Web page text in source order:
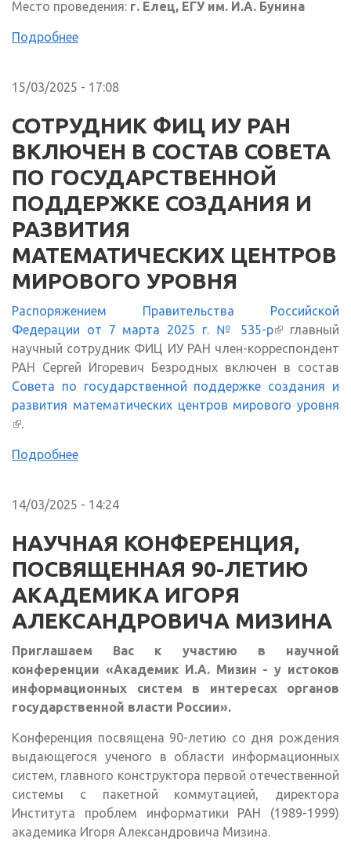
Место проведения: г. Елец, ЕГУ им. И.А. Бунина
Подробнее
15/03/2025 - 17:08
СОТРУДНИК ФИЦ ИУ РАН
ВКЛЮЧЕН В СОСТАВ СОВЕТА
ПО ГОСУДАРСТВЕННОЙ
ПОДДЕРЖКЕ СОЗДАНИЯ И
РАЗВИТИЯ
МАТЕМАТИЧЕСКИХ ЦЕНТРОВ
МИРОВОГО УРОВНЯ
Распоряжением Правительства Российской
Федерации от 7 марта 2025 г. № 535-р(внешняя
ссылка)
главный
научный сотрудник ФИЦ ИУ РАН член-корреспондент
РАН Сергей Игоревич Безродных включен в состав
Совета по государственной поддержке создания и
развития математических центров мирового уровня
(внешняя ссылка)
.
Подробнее
14/03/2025 - 14:24
НАУЧНАЯ КОНФЕРЕНЦИЯ,
ПОСВЯЩЕННАЯ 90-ЛЕТИЮ
АКАДЕМИКА ИГОРЯ
АЛЕКСАНДРОВИЧА МИЗИНА
Приглашаем Вас к участию в научной
конференции «Академик И.А. Мизин - у истоков
информационных систем в интересах органов
государственной власти России».
Конференция посвящена 90-летию со дня рождения
выдающегося ученого в области информационных
систем, главного конструктора первой отечественной
системы с пакетной коммутацией, директора
Института проблем информатики РАН (1989-1999)
академика Игоря Александровича Мизина.